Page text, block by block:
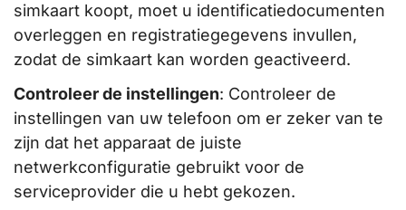
simkaart koopt, moet u identificatiedocumenten
overleggen en registratiegegevens invullen,
zodat de simkaart kan worden geactiveerd.
Controleer de instellingen: Controleer de
instellingen van uw telefoon om er zeker van te
zijn dat het apparaat de juiste
netwerkconfiguratie gebruikt voor de
serviceprovider die u hebt gekozen.